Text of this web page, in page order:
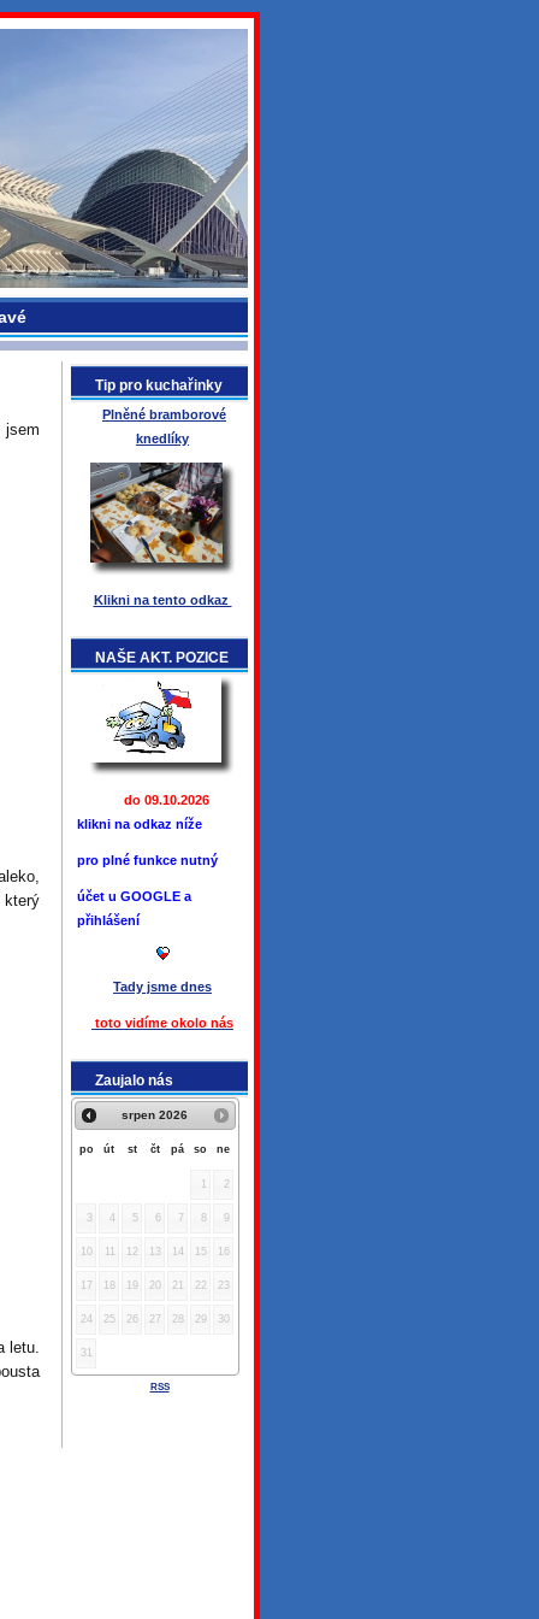
Tip pro kuchařinky
Plněné bramborové
knedlíky
Klikni na tento odkaz
NAŠE AKT. POZICE
do 09.10.2026
klikni na odkaz níže
pro plné funkce nutný
účet u GOOGLE a
přihlášení
Tady jsme dnes
toto vidíme okolo nás
Zaujalo nás
srpen 2026
po út st čt pá so ne
1 2
3 4 5 6 7 8 9
10 11 12 13 14 15 16
17 18 19 20 21 22 23
24 25 26 27 28 29 30
31
RSS
jsem
který
letu.